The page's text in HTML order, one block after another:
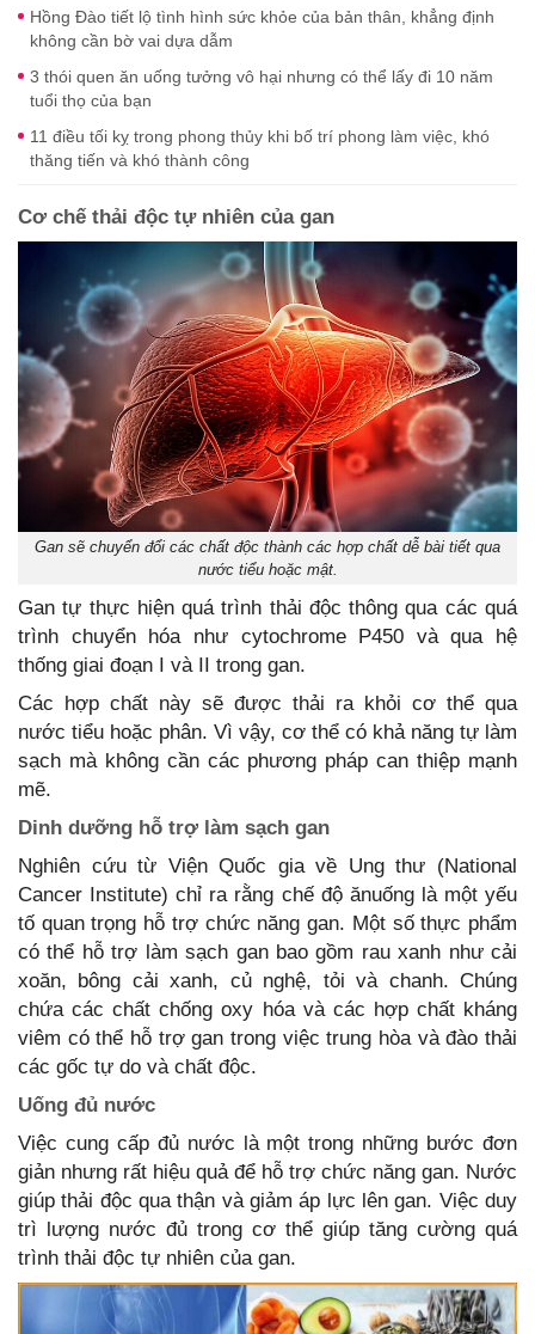
Hồng Đào tiết lộ tình hình sức khỏe của bản thân, khẳng định
không cần bờ vai dựa dẫm
3 thói quen ăn uống tưởng vô hại nhưng có thể lấy đi 10 năm
tuổi thọ của bạn
11 điều tối kỵ trong phong thủy khi bố trí phong làm việc, khó
thăng tiến và khó thành công
Cơ chế thải độc tự nhiên của gan
Gan sẽ chuyển đổi các chất độc thành các hợp chất dễ bài tiết qua
nước tiểu hoặc mật.
Gan tự thực hiện quá trình thải độc thông qua các quá
trình chuyển hóa như cytochrome P450 và qua hệ
thống giai đoạn I và II trong gan.
Các hợp chất này sẽ được thải ra khỏi cơ thể qua
nước tiểu hoặc phân. Vì vậy, cơ thể có khả năng tự làm
sạch mà không cần các phương pháp can thiệp mạnh
mẽ.
Dinh dưỡng hỗ trợ làm sạch gan
Nghiên cứu từ Viện Quốc gia về Ung thư (National
Cancer Institute) chỉ ra rằng chế độ ănuống là một yếu
tố quan trọng hỗ trợ chức năng gan. Một số thực phẩm
có thể hỗ trợ làm sạch gan bao gồm rau xanh như cải
xoăn, bông cải xanh, củ nghệ, tỏi và chanh. Chúng
chứa các chất chống oxy hóa và các hợp chất kháng
viêm có thể hỗ trợ gan trong việc trung hòa và đào thải
các gốc tự do và chất độc.
Uống đủ nước
Việc cung cấp đủ nước là một trong những bước đơn
giản nhưng rất hiệu quả để hỗ trợ chức năng gan. Nước
giúp thải độc qua thận và giảm áp lực lên gan. Việc duy
trì lượng nước đủ trong cơ thể giúp tăng cường quá
trình thải độc tự nhiên của gan.